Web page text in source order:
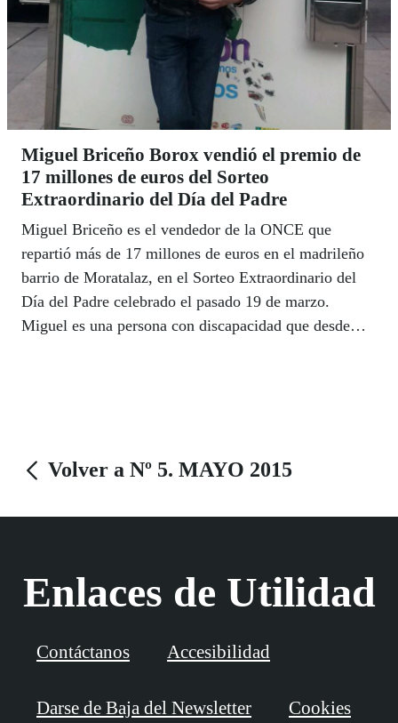
Miguel Briceño Borox vendió el premio de
17 millones de euros del Sorteo
Extraordinario del Día del Padre
Miguel Briceño es el vendedor de la ONCE que
repartió más de 17 millones de euros en el madrileño
barrio de Moratalaz, en el Sorteo Extraordinario del
Día del Padre celebrado el pasado 19 de marzo.
Miguel es una persona con discapacidad que desde
Volver a Nº 5. MAYO 2015
Enlaces de Utilidad
Contáctanos Accesibilidad
Darse de Baja del Newsletter Cookies